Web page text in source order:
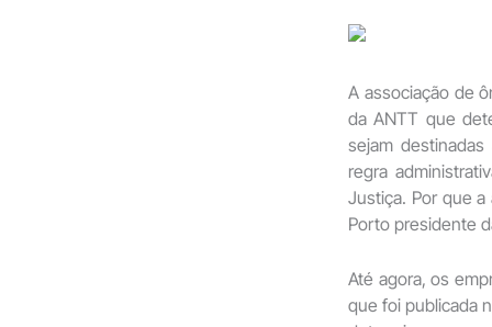
A associação de
da ANTT que
sejam
regra
Justiça. Por que a
Porto presidente
Até agora, os
que foi publicada